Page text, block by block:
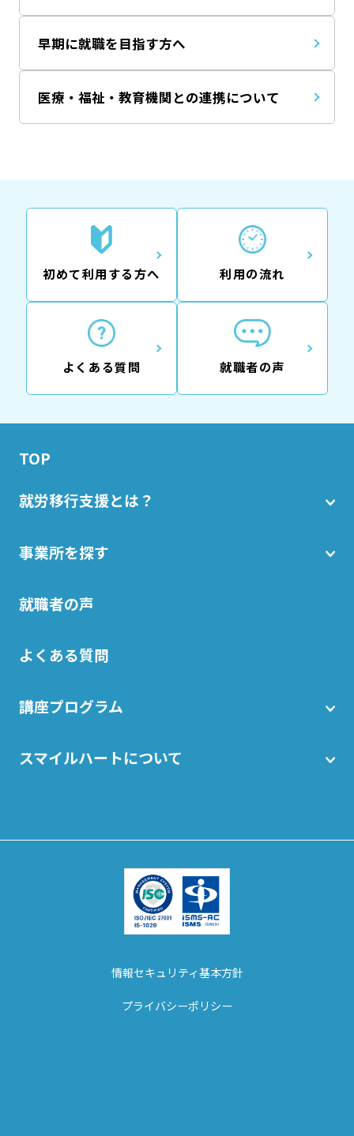
早期に就職を目指す方へ
医療・福祉・教育機関との連携について
初めて利用する方へ 利用の流れ
よくある質問 就職者の声
TOP
就労移行支援とは？
事業所を探す
就職者の声
よくある質問
講座プログラム
スマイルハートについて
情報セキュリティ基本方針
プライバシーポリシー